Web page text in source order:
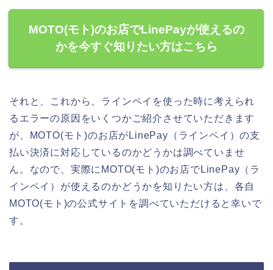
MOTO(モト)のお店でLinePayが使えるの
かを今すぐ知りたい方はこちら
それと、これから、ラインペイを使った時に考えられ
るエラーの原因をいくつかご紹介させていただきます
が、MOTO(モト)のお店がLinePay（ラインペイ）の支
払い決済に対応しているのかどうかは調べていませ
ん。なので、実際にMOTO(モト)のお店でLinePay（ラ
インペイ）が使えるのかどうかを知りたい方は、各自
MOTO(モト)の公式サイトを調べていただけると幸いで
す。